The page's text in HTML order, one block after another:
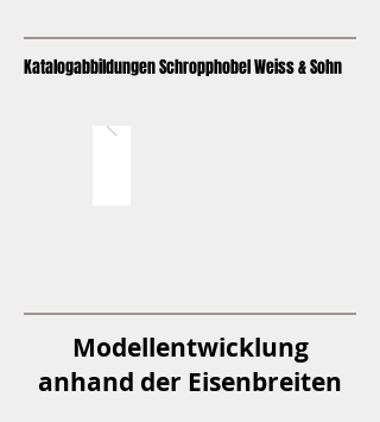
Katalogabbildungen Schropphobel Weiss & Sohn
Modellentwicklung
anhand der Eisenbreiten